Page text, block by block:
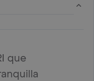
que